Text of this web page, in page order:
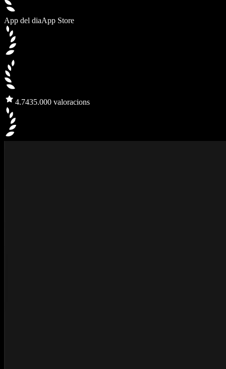
App del diaApp Store
4.7435.000 valoracions